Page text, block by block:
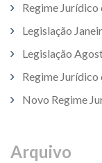
Regime Jurídico
Legislação
Legislação
Regime
Novo Regime
Arquivo